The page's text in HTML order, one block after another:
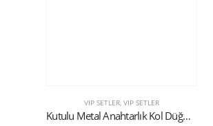
VIP SETLER, VIP SETLER
Kutulu Metal Anahtarlık Kol Düğmeli Set